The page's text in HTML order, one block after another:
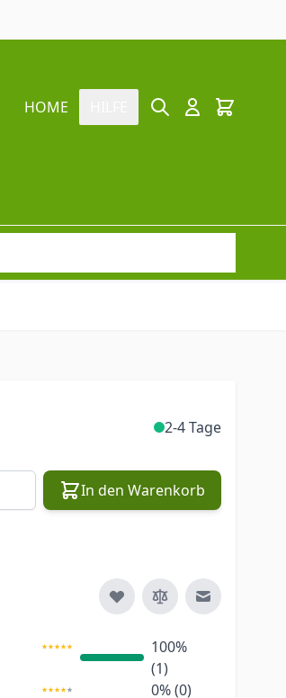
HOME Suche Cart
2-4 Tage
In den Warenkorb
E-Mail an
100%
(1)
0% (0)